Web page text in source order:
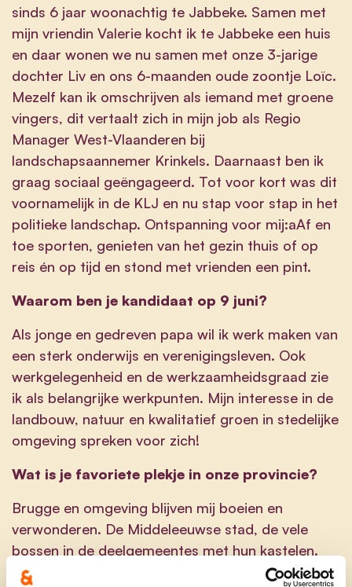
sinds 6 jaar woonachtig te Jabbeke. Samen met
mijn vriendin Valerie kocht ik te Jabbeke een huis
en daar wonen we nu samen met onze 3-jarige
dochter Liv en ons 6-maanden oude zoontje Loïc.
Mezelf kan ik omschrijven als iemand met groene
vingers, dit vertaalt zich in mijn job als Regio
Manager West-Vlaanderen bij
landschapsaannemer Krinkels. Daarnaast ben ik
graag sociaal geëngageerd. Tot voor kort was dit
voornamelijk in de KLJ en nu stap voor stap in het
politieke landschap. Ontspanning voor mij:aAf en
toe sporten, genieten van het gezin thuis of op
reis én op tijd en stond met vrienden een pint.
Waarom ben je kandidaat op 9 juni?
Als jonge en gedreven papa wil ik werk maken van
een sterk onderwijs en verenigingsleven. Ook
werkgelegenheid en de werkzaamheidsgraad zie
ik als belangrijke werkpunten. Mijn interesse in de
landbouw, natuur en kwalitatief groen in stedelijke
omgeving spreken voor zich!
Wat is je favoriete plekje in onze provincie?
Brugge en omgeving blijven mij boeien en
verwonderen. De Middeleeuwse stad, de vele
bossen in de deelgemeentes met hun kastelen.
Alles ademt geschiedenis, toekomst, stad en